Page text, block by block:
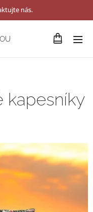
nás.
kapesníky